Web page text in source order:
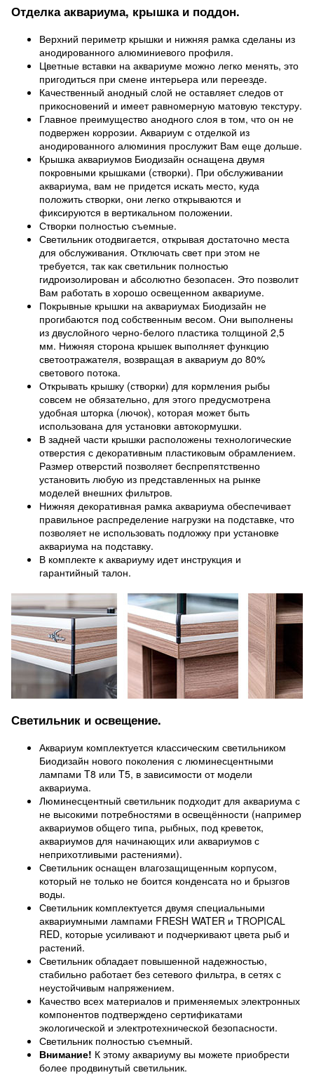
Отделка аквариума, крышка и поддон.
Верхний периметр крышки и нижняя рамка сделаны из
анодированного алюминиевого профиля.
Цветные вставки на аквариуме можно легко менять, это
пригодиться при смене интерьера или переезде.
Качественный анодный слой не оставляет следов от
прикосновений и имеет равномерную матовую текстуру.
Главное преимущество анодного слоя в том, что он не
подвержен коррозии. Аквариум с отделкой из
анодированного алюминия прослужит Вам еще дольше.
Крышка аквариумов Биодизайн оснащена двумя
покровными крышками (створки). При обслуживании
аквариума, вам не придется искать место, куда
положить створки, они легко открываются и
фиксируются в вертикальном положении.
Створки полностью съемные.
Светильник отодвигается, открывая достаточно места
для обслуживания. Отключать свет при этом не
требуется, так как светильник полностью
гидроизолирован и абсолютно безопасен. Это позволит
Вам работать в хорошо освещенном аквариуме.
Покрывные крышки на аквариумах Биодизайн не
прогибаются под собственным весом. Они выполнены
из двуслойного черно-белого пластика толщиной 2,5
мм. Нижняя сторона крышек выполняет функцию
светоотражателя, возвращая в аквариум до 80%
светового потока.
Открывать крышку (створки) для кормления рыбы
совсем не обязательно, для этого предусмотрена
удобная шторка (лючок), которая может быть
использована для установки автокормушки.
В задней части крышки расположены технологические
отверстия с декоративным пластиковым обрамлением.
Размер отверстий позволяет беспрепятственно
установить любую из представленных на рынке
моделей внешних фильтров.
Нижняя декоративная рамка аквариума обеспечивает
правильное распределение нагрузки на подставке, что
позволяет не использовать подложку при установке
аквариума на подставку.
В комплекте к аквариуму идет инструкция и
гарантийный талон.
Светильник и освещение.
Аквариум комплектуется классическим светильником
Биодизайн нового поколения с люминесцентными
лампами T8 или T5, в зависимости от модели
аквариума.
Люминесцентный светильник подходит для аквариума с
не высокими потребностями в освещённости (например
аквариумов общего типа, рыбных, под креветок,
аквариумов для начинающих или аквариумов с
неприхотливыми растениями).
Светильник оснащен влагозащищенным корпусом,
который не только не боится конденсата но и брызгов
воды.
Светильник комплектуется двумя специальными
аквариумными лампами FRESH WATER и TROPICAL
RED, которые усиливают и подчеркивают цвета рыб и
растений.
Светильник обладает повышенной надежностью,
стабильно работает без сетевого фильтра, в сетях с
неустойчивым напряжением.
Качество всех материалов и применяемых электронных
компонентов подтверждено сертификатами
экологической и электротехнической безопасности.
Светильник полностью съемный.
Внимание! К этому аквариуму вы можете приобрести
более продвинутый светильник.